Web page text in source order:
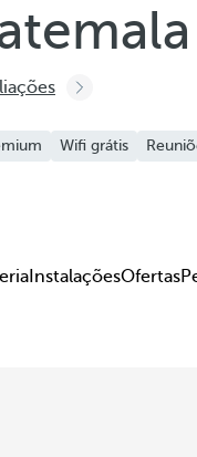
Wifi grátis
InstalaçõesOfertas